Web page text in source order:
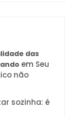
das
em Seu
não
sozinha: é